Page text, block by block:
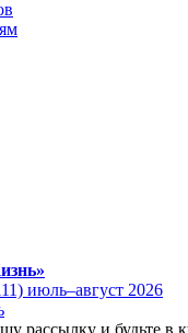
июль–август 2026
рассылку и будьте в